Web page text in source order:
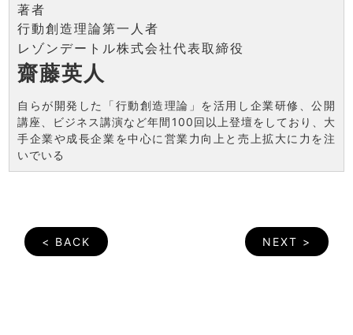
著者
行動創造理論第一人者
レゾンデートル株式会社代表取締役
齋藤英人
自らが開発した「行動創造理論」を活用し企業研修、公開
講座、ビジネス講演など年間100回以上登壇をしており、大
手企業や成長企業を中心に営業力向上と売上拡大に力を注
いでいる
< BACK NEXT >